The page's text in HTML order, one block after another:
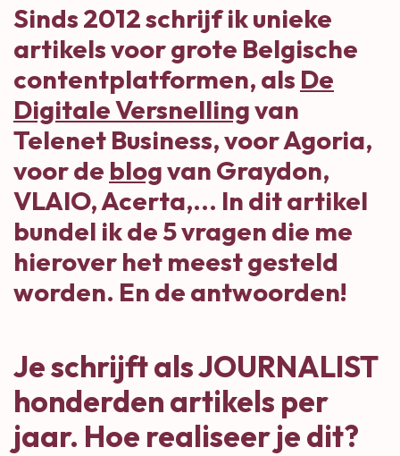
Sinds 2012 schrijf ik unieke
artikels voor grote Belgische
contentplatformen, als De
Digitale Versnellingvan
Telenet Business, voor Agoria,
voor de blogvan Graydon,
VLAIO, Acerta,... In dit artikel
bundel ik de 5 vragen die me
hierover het meest gesteld
worden. En de antwoorden!
Je schrijft als JOURNALIST
honderden artikels per
jaar. Hoe realiseer je dit?